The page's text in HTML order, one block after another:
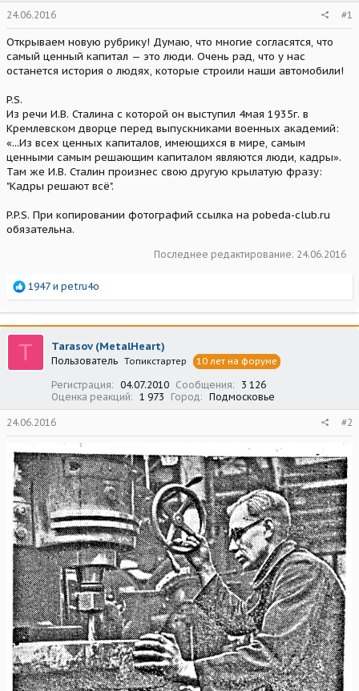
24.06.2016 #1
Открываем новую рубрику! Думаю, что многие согласятся, что
самый ценный капитал — это люди. Очень рад, что у нас
останется история о людях, которые строили наши автомобили!
P.S.
Из речи И.В. Сталина с которой он выступил 4мая 1935г. в
Кремлевском дворце перед выпускниками военных академий:
«...Из всех ценных капиталов, имеющихся в мире, самым
ценными самым решающим капиталом являются люди, кадры».
Там же И.В. Сталин произнес свою другую крылатую фразу:
"Кадры решают всё".
P.P.S. При копировании фотографий ссылка на pobeda-club.ru
обязательна.
Последнее редактирование: 24.06.2016
Р
а
к
ц
и
1947 и petru4o
T Tarasov (MetalHeart)
Пользователь Топикстартер 10 лет на форуме
Регистрация 04.07.2010 Сообщения
3 126
Оценка реакций
1 973 Город Подмосковье
24.06.2016 #2